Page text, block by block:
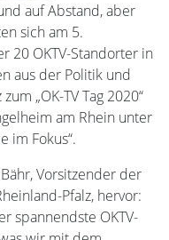
auf Abstand, aber
sich am 5.
20 OKTV-Standorter in
aus der Politik und
„OK-TV Tag 2020“
am Rhein unter
im Fokus“.
Vorsitzender der
Pfalz, hervor:
spannendste OKTV-